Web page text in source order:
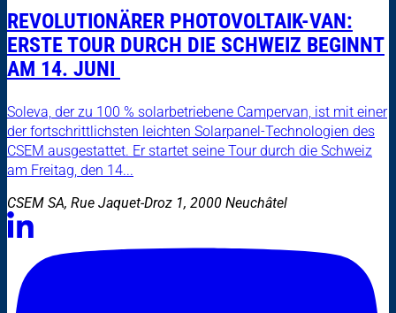
REVOLUTIONÄRER PHOTOVOLTAIK-VAN:
ERSTE TOUR DURCH DIE SCHWEIZ BEGINNT
AM 14. JUNI
Soleva, der zu 100 % solarbetriebene Campervan, ist mit einer
der fortschrittlichsten leichten Solarpanel-Technologien des
CSEM ausgestattet. Er startet seine Tour durch die Schweiz
am Freitag, den 14...
CSEM SA, Rue Jaquet-Droz 1, 2000 Neuchâtel